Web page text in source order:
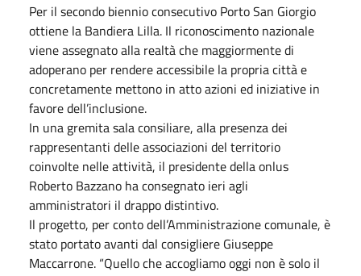
Per il secondo biennio consecutivo Porto San Giorgio
ottiene la Bandiera Lilla. Il riconoscimento nazionale
viene assegnato alla realtà che maggiormente di
adoperano per rendere accessibile la propria città e
concretamente mettono in atto azioni ed iniziative in
favore dell’inclusione.
In una gremita sala consiliare, alla presenza dei
rappresentanti delle associazioni del territorio
coinvolte nelle attività, il presidente della onlus
Roberto Bazzano ha consegnato ieri agli
amministratori il drappo distintivo.
Il progetto, per conto dell’Amministrazione comunale, è
stato portato avanti dal consigliere Giuseppe
Maccarrone. “Quello che accogliamo oggi non è solo il